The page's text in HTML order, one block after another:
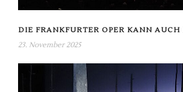
DIE FRANKFURTER OPER KANN AUCH
23. November 2025